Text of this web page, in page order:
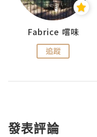
Fabrice 嚐味
追蹤
發表評論